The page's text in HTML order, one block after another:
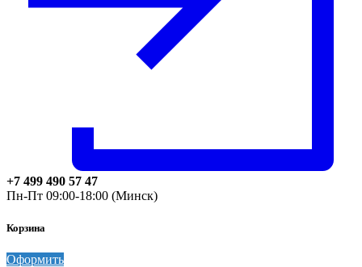
+7 499 490 57 47
Пн-Пт 09:00-18:00 (Минск)
Корзина
Оформить